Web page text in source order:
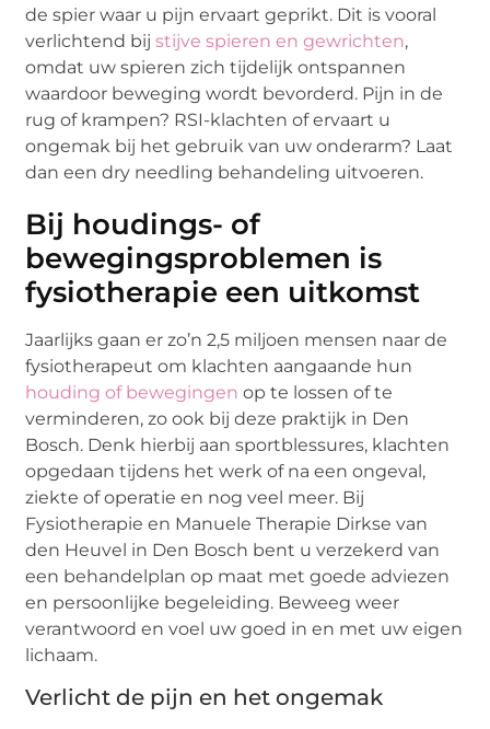
de spier waar u pijn ervaart geprikt. Dit is vooral
verlichtend bijstijve spieren en gewrichten,
omdat uw spieren zich tijdelijk ontspannen
waardoor beweging wordt bevorderd. Pijn in de
rug of krampen? RSI-klachten of ervaart u
ongemak bij het gebruik van uw onderarm? Laat
dan een dry needling behandeling uitvoeren.
Bij houdings- of
bewegingsproblemen is
fysiotherapie een uitkomst
Jaarlijks gaan er zo’n 2,5 miljoen mensen naar de
fysiotherapeut om klachten aangaande hun
houding of bewegingen op te lossen of te
verminderen, zo ook bij deze praktijk in Den
Bosch. Denk hierbij aan sportblessures, klachten
opgedaan tijdens het werk of na een ongeval,
ziekte of operatie en nog veel meer. Bij
Fysiotherapie en Manuele Therapie Dirkse van
den Heuvel in Den Bosch bent u verzekerd van
een behandelplan op maat met goede adviezen
en persoonlijke begeleiding. Beweeg weer
verantwoord en voel uw goed in en met uw eigen
lichaam.
Verlicht de pijn en het ongemak